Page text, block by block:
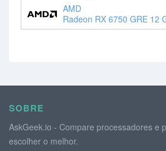
AMD
Radeon RX 6750 GRE 12
SOBRE
AskGeek.io - Compare processadores e
escolher o melhor.